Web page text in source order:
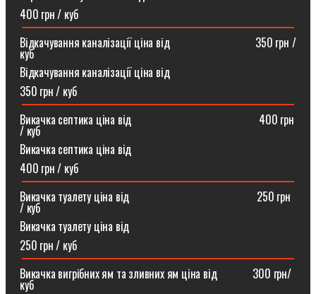
400 грн / куб
Відкачування каналізації ціна від ⠀⠀⠀⠀⠀⠀⠀⠀⠀⠀350 грн /
куб
Відкачування каналізації ціна від
350 грн / куб
Викачка септика ціна від ⠀⠀⠀⠀⠀⠀⠀⠀⠀⠀⠀⠀⠀⠀⠀400 грн
/ куб
Викачка септика ціна від
400 грн / куб
Викачка туалету ціна від ⠀⠀⠀⠀⠀⠀⠀⠀⠀⠀⠀⠀⠀⠀⠀250 грн
/ куб⠀
Викачка туалету ціна від
250 грн / куб
Викачка вигрібних ям та зливних ям ціна від ⠀⠀⠀⠀300 грн/
куб